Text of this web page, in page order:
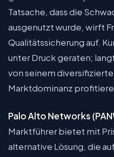
Tatsache, dass die
ausgenutzt wurde, wirft
Qualitätssicherung auf.
unter Druck geraten;
von seinem
Marktdominanz
Palo Alto Networks
Marktführer bietet mit
alternative Lösung, die